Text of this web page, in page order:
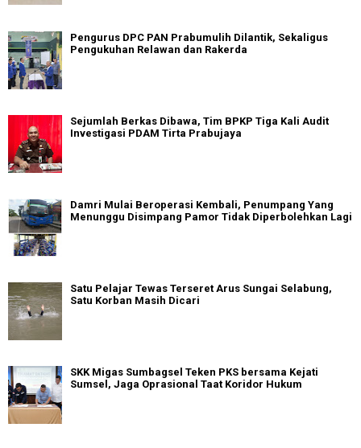
Pengurus DPC PAN Prabumulih Dilantik, Sekaligus
Pengukuhan Relawan dan Rakerda
Sejumlah Berkas Dibawa, Tim BPKP Tiga Kali Audit
Investigasi PDAM Tirta Prabujaya
Damri Mulai Beroperasi Kembali, Penumpang Yang
Menunggu Disimpang Pamor Tidak Diperbolehkan Lagi
Satu Pelajar Tewas Terseret Arus Sungai Selabung,
Satu Korban Masih Dicari
SKK Migas Sumbagsel Teken PKS bersama Kejati
Sumsel, Jaga Oprasional Taat Koridor Hukum